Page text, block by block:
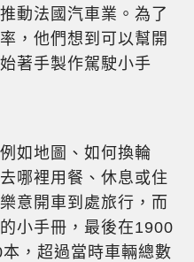
動法國汽車業。為了
，他們想到可以幫開
著手製作駕駛小手
如地圖、如何換輪
哪裡用餐、休息或住
意開車到處旅行，而
小手冊，最後在1900
，超過當時車輛總數